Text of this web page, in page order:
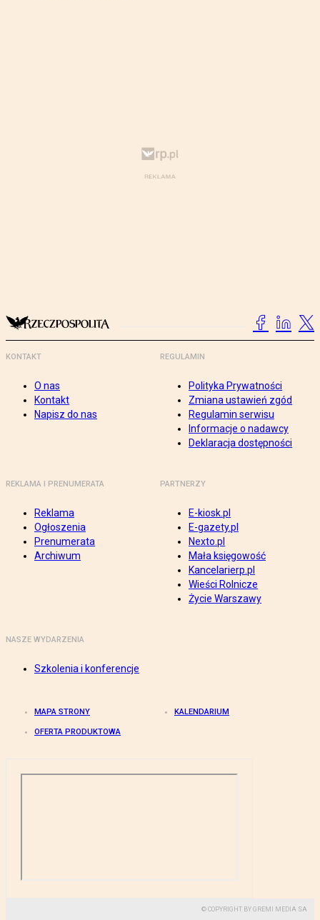
KONTAKT
O nas
Kontakt
Napisz do nas
REGULAMIN
Polityka Prywatności
Zmiana ustawień zgód
Regulamin serwisu
Informacje o nadawcy
Deklaracja dostępności
REKLAMA I PRENUMERATA
Reklama
Ogłoszenia
Prenumerata
Archiwum
PARTNERZY
E-kiosk.pl
E-gazety.pl
Nexto.pl
Mała księgowość
Kancelarierp.pl
Wieści Rolnicze
Życie Warszawy
NASZE WYDARZENIA
Szkolenia i konferencje
MAPA STRONY KALENDARIUM
OFERTA PRODUKTOWA
© COPYRIGHT BY GREMI MEDIA SA